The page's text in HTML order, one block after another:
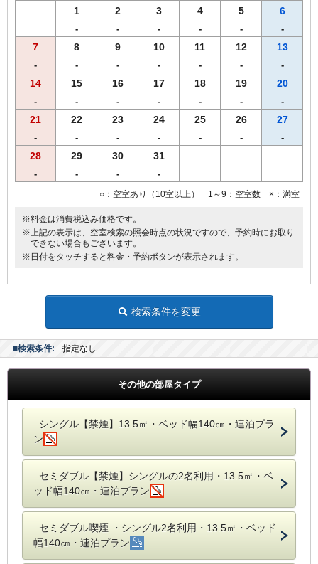
1
-
2
-
3
-
4
-
5
-
6
-
7
-
8
-
9
-
10
-
11
-
12
-
13
-
14
-
15
-
16
-
17
-
18
-
19
-
20
-
21
-
22
-
23
-
24
-
25
-
26
-
27
-
28
-
29
-
30
-
31
-
○：空室あり（10室以上） 1～9：空室数 ×：満室
※料金は消費税込み価格です。
※上記の表示は、空室検索の照会時点の状況ですので、予約時にお取り
できない場合もございます。
※日付をタッチすると料金・予約ボタンが表示されます。
検索条件を変更
■検索条件: 指定なし
その他の部屋タイプ
シングル【禁煙】13.5㎡・ベッド幅140㎝・連泊プラ
ン
セミダブル【禁煙】シングルの2名利用・13.5㎡・ベ
ッド幅140㎝・連泊プラン
セミダブル喫煙 ・シングル2名利用・13.5㎡・ベッド
幅140㎝・連泊プラン